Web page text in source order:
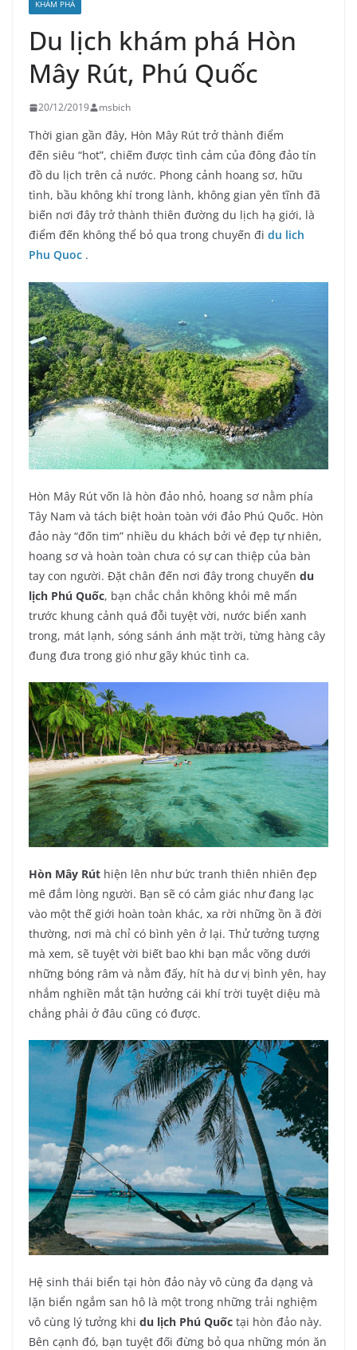
KHÁM PHÁ
Du lịch khám phá Hòn
Mây Rút, Phú Quốc
20/12/2019 msbich
Thời gian gần đây, Hòn Mây Rút trở thành điểm
đến siêu “hot”, chiếm được tình cảm của đông đảo tín
đồ du lịch trên cả nước. Phong cảnh hoang sơ, hữu
tình, bầu không khí trong lành, không gian yên tĩnh đã
biến nơi đây trở thành thiên đường du lịch hạ giới, là
điểm đến không thể bỏ qua trong chuyến đi du lich
Phu Quoc .
Hòn Mây Rút vốn là hòn đảo nhỏ, hoang sơ nằm phía
Tây Nam và tách biệt hoàn toàn với đảo Phú Quốc. Hòn
đảo này “đốn tim” nhiều du khách bởi vẻ đẹp tự nhiên,
hoang sơ và hoàn toàn chưa có sự can thiệp của bàn
tay con người. Đặt chân đến nơi đây trong chuyến du
lịch Phú Quốc, bạn chắc chắn không khỏi mê mẩn
trước khung cảnh quá đỗi tuyệt vời, nước biển xanh
trong, mát lạnh, sóng sánh ánh mặt trời, từng hàng cây
đung đưa trong gió như gãy khúc tình ca.
Hòn Mây Rút hiện lên như bức tranh thiên nhiên đẹp
mê đắm lòng người. Bạn sẽ có cảm giác như đang lạc
vào một thế giới hoàn toàn khác, xa rời những ồn ã đời
thường, nơi mà chỉ có bình yên ở lại. Thử tưởng tượng
mà xem, sẽ tuyệt vời biết bao khi bạn mắc võng dưới
những bóng râm và nằm đấy, hít hà dư vị bình yên, hay
nhắm nghiền mắt tận hưởng cái khí trời tuyệt diệu mà
chẳng phải ở đâu cũng có được.
Hệ sinh thái biển tại hòn đảo này vô cùng đa dạng và
lặn biển ngắm san hô là một trong những trải nghiệm
vô cùng lý tưởng khi du lịch Phú Quốc tại hòn đảo này.
Bên cạnh đó, bạn tuyệt đối đừng bỏ qua những món ăn